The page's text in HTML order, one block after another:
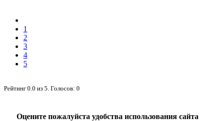
1
2
3
4
5
Рейтинг 0.0 из 5 . Голосов: 0
Оцените пожалуйста удобства использования сайта